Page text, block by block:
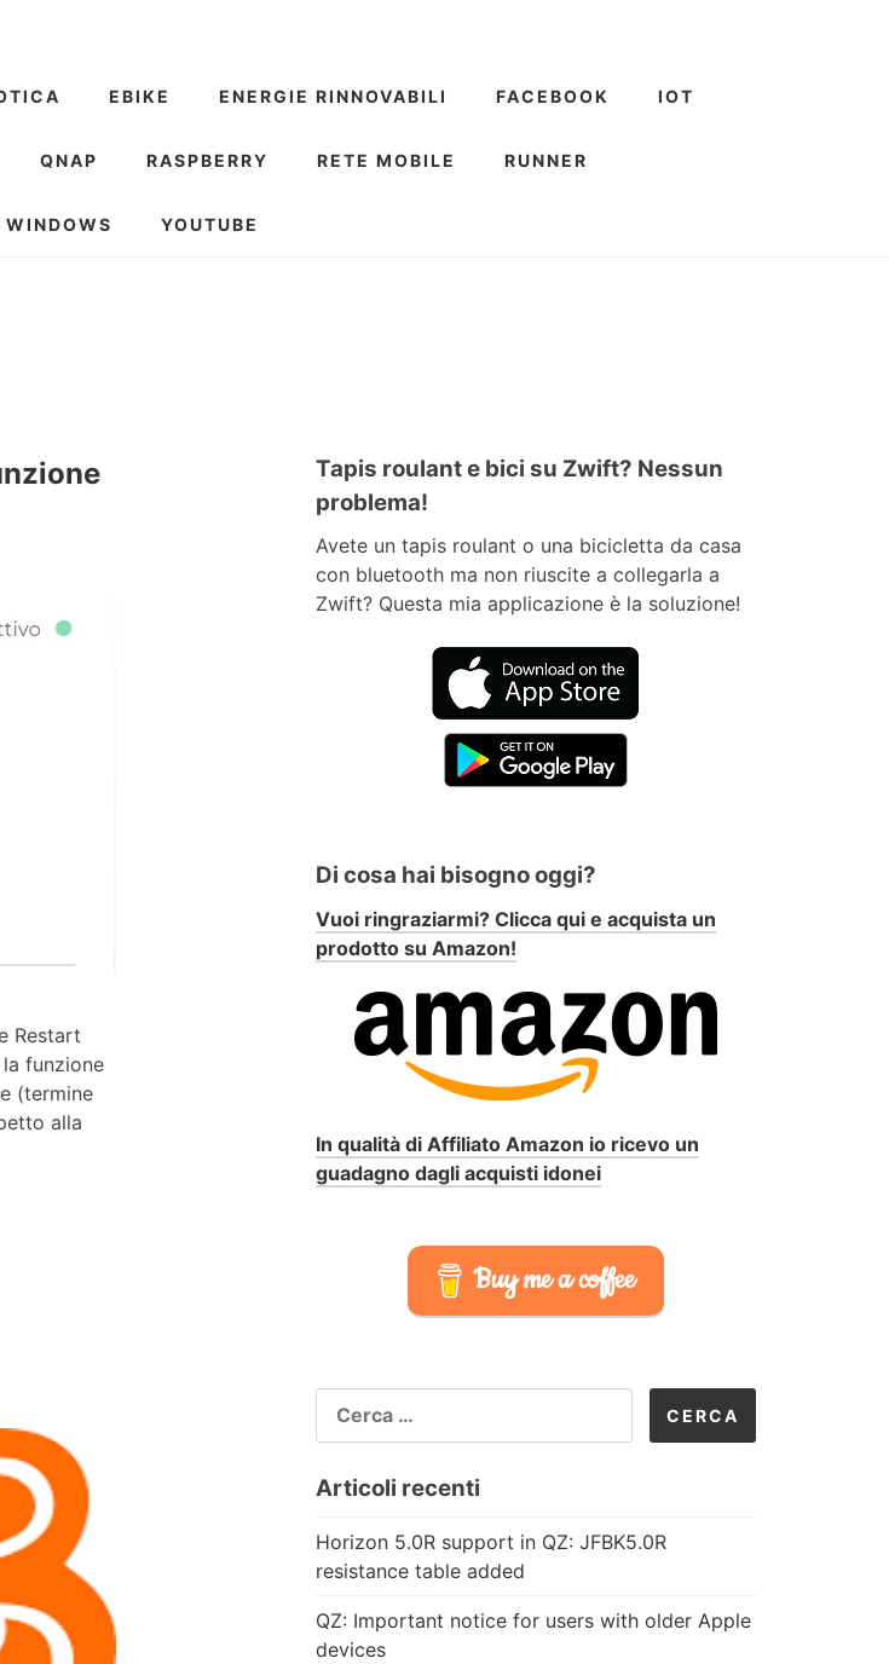
EBIKE ENERGIE RINNOVABILI FACEBOOK IOT
QNAP RASPBERRY RETE MOBILE RUNNER
WINDOWS YOUTUBE
Restart
funzione
(termine
alla
Tapis roulant e bici su Zwift? Nessun
problema!
Avete un tapis roulant o una bicicletta da casa
con bluetooth ma non riuscite a collegarla a
Zwift? Questa mia applicazione è la soluzione!
Di cosa hai bisogno oggi?
Vuoi ringraziarmi? Clicca qui e acquista un
prodotto su Amazon!
In qualità di Affiliato Amazon io ricevo un
guadagno dagli acquisti idonei
Buy me a coffee
PER:
Articoli recenti
Horizon 5.0R support in QZ: JFBK5.0R
resistance table added
QZ: Important notice for users with older Apple
devices